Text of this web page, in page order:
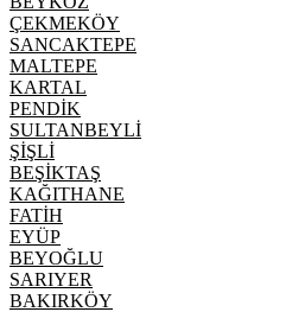
ÇEKMEKÖY
SANCAKTEPE
MALTEPE
KARTAL
PENDİK
SULTANBEYLİ
ŞİŞLİ
BEŞİKTAŞ
KAĞITHANE
FATİH
EYÜP
BEYOĞLU
SARIYER
BAKIRKÖY